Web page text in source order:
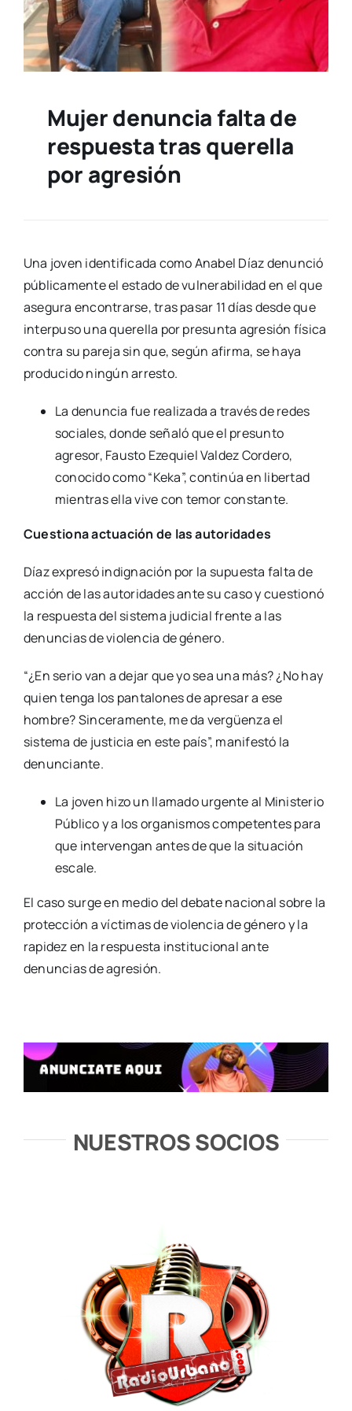
Mujer denuncia falta de
respuesta tras querella
por agresión
Una joven identificada como Anabel Díaz denunció
públicamente el estado de vulnerabilidad en el que
asegura encontrarse, tras pasar 11 días desde que
interpuso una querella por presunta agresión física
contra su pareja sin que, según afirma, se haya
producido ningún arresto.
La denuncia fue realizada a través de redes
sociales, donde señaló que el presunto
agresor, Fausto Ezequiel Valdez Cordero,
conocido como “Keka”, continúa en libertad
mientras ella vive con temor constante.
Cuestiona actuación de las autoridades
Díaz expresó indignación por la supuesta falta de
acción de las autoridades ante su caso y cuestionó
la respuesta del sistema judicial frente a las
denuncias de violencia de género.
“¿En serio van a dejar que yo sea una más? ¿No hay
quien tenga los pantalones de apresar a ese
hombre? Sinceramente, me da vergüenza el
sistema de justicia en este país”, manifestó la
denunciante.
La joven hizo un llamado urgente al Ministerio
Público y a los organismos competentes para
que intervengan antes de que la situación
escale.
El caso surge en medio del debate nacional sobre la
protección a víctimas de violencia de género y la
rapidez en la respuesta institucional ante
denuncias de agresión.
NUESTROS SOCIOS